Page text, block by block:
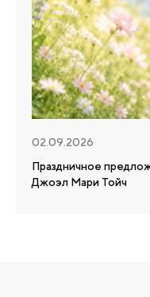
02.09.2026
Праздничное
Джоэл Мари Тойч